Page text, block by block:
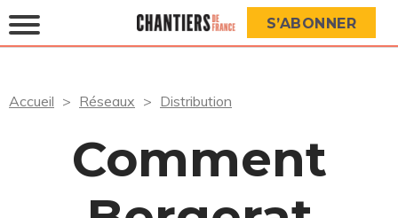
S’ABONNER
Accueil Réseaux Distribution
Comment